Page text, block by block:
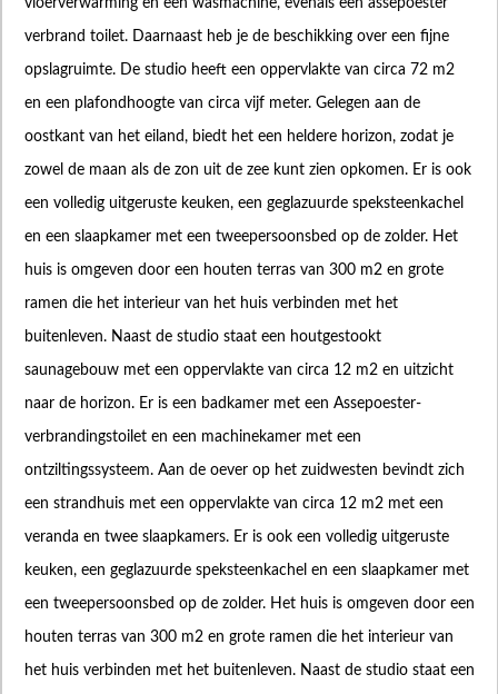
vloerverwarming en een wasmachine, evenals een assepoester
verbrand toilet. Daarnaast heb je de beschikking over een fijne
opslagruimte. De studio heeft een oppervlakte van circa 72 m2
en een plafondhoogte van circa vijf meter. Gelegen aan de
oostkant van het eiland, biedt het een heldere horizon, zodat je
zowel de maan als de zon uit de zee kunt zien opkomen. Er is ook
een volledig uitgeruste keuken, een geglazuurde speksteenkachel
en een slaapkamer met een tweepersoonsbed op de zolder. Het
huis is omgeven door een houten terras van 300 m2 en grote
ramen die het interieur van het huis verbinden met het
buitenleven. Naast de studio staat een houtgestookt
saunagebouw met een oppervlakte van circa 12 m2 en uitzicht
naar de horizon. Er is een badkamer met een Assepoester-
verbrandingstoilet en een machinekamer met een
ontziltingssysteem. Aan de oever op het zuidwesten bevindt zich
een strandhuis met een oppervlakte van circa 12 m2 met een
veranda en twee slaapkamers. Er is ook een volledig uitgeruste
keuken, een geglazuurde speksteenkachel en een slaapkamer met
een tweepersoonsbed op de zolder. Het huis is omgeven door een
houten terras van 300 m2 en grote ramen die het interieur van
het huis verbinden met het buitenleven. Naast de studio staat een